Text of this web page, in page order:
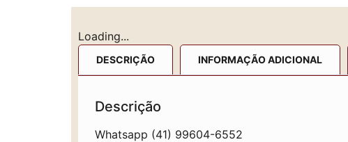
Loading...
DESCRIÇÃO INFORMAÇÃO ADICIONAL
Descrição
Whatsapp (41) 99604-6552